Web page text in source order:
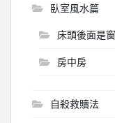
臥室風水篇
床頭後面是
房中房
自殺救贖法